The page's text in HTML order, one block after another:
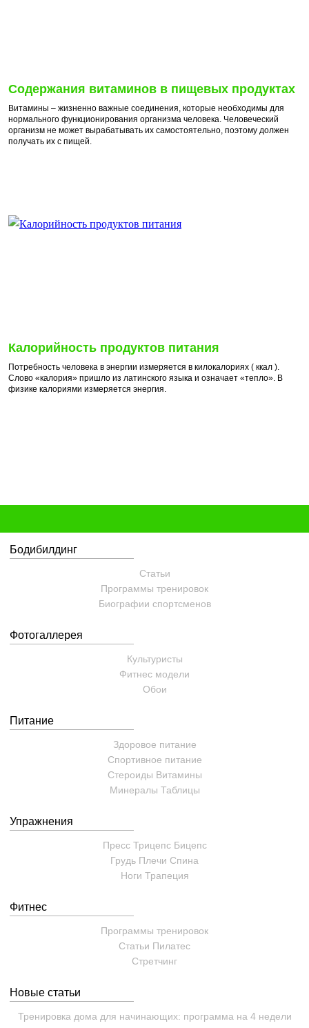
Содержания витаминов в пищевых продуктах
Витамины – жизненно важные соединения, которые необходимы для
нормального функционирования организма человека. Человеческий
организм не может вырабатывать их самостоятельно, поэтому должен
получать их с пищей.
Калорийность продуктов питания
Потребность человека в энергии измеряется в килокалориях ( ккал ).
Слово «калория» пришло из латинского языка и означает «тепло». В
физике калориями измеряется энергия.
Бодибилдинг
Статьи
Программы тренировок
Биографии спортсменов
Фотогаллерея
Культуристы
Фитнес модели
Обои
Питание
Здоровое питание
Спортивное питание
Стероиды Витамины
Минералы Таблицы
Упражнения
Пресс Трицепс Бицепс
Грудь Плечи Спина
Ноги Трапеция
Фитнес
Программы тренировок
Статьи Пилатес
Cтретчинг
Новые статьи
Тренировка дома для начинающих: программа на 4 недели